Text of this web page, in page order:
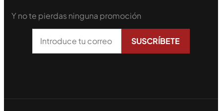
Y no te pierdas ninguna promoción